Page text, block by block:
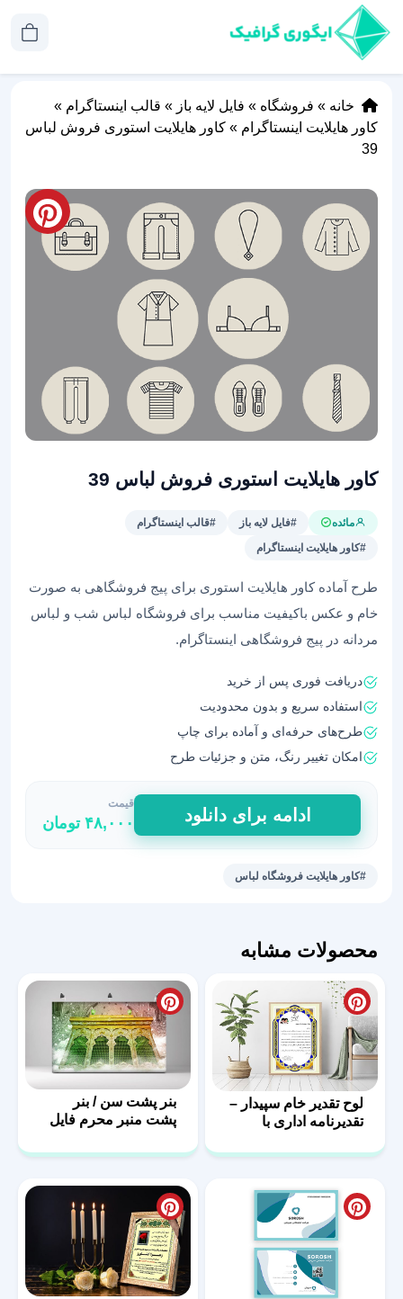
خانه » فروشگاه » فایل لایه باز » قالب اینستاگرام »
کاور هایلایت اینستاگرام » کاور هایلایت استوری فروش لباس
39
کاور هایلایت استوری فروش لباس 39
مائده #فایل لایه باز
#قالب اینستاگرام
#کاور هایلایت اینستاگرام
طرح آماده کاور هایلایت استوری برای پیج فروشگاهی به صورت
خام و عکس باکیفیت مناسب برای فروشگاه لباس شب و لباس
مردانه در پیج فروشگاهی اینستاگرام.
دریافت فوری پس از خرید
استفاده سریع و بدون محدودیت
طرح‌های حرفه‌ای و آماده برای چاپ
امکان تغییر رنگ، متن و جزئیات طرح
کاور
هایلایت
استوری
فروش
ادامه برای دانلود
قیمت
۴۸,۰۰۰ تومان
#کاور هایلایت فروشگاه لباس
محصولات مشابه
لوح تقدیر خام سپیدار –
تقدیرنامه اداری با
بنر پشت سن / بنر
پشت منبر محرم فایل